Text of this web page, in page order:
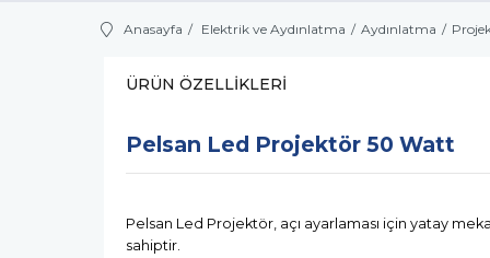
Anasayfa Elektrik ve Aydınlatma Aydınlatma
ÜRÜN ÖZELLIKLERI
Pelsan Led Projektör 50 Watt
Pelsan Led Projektör, açı ayarlaması için yatay
sahiptir.